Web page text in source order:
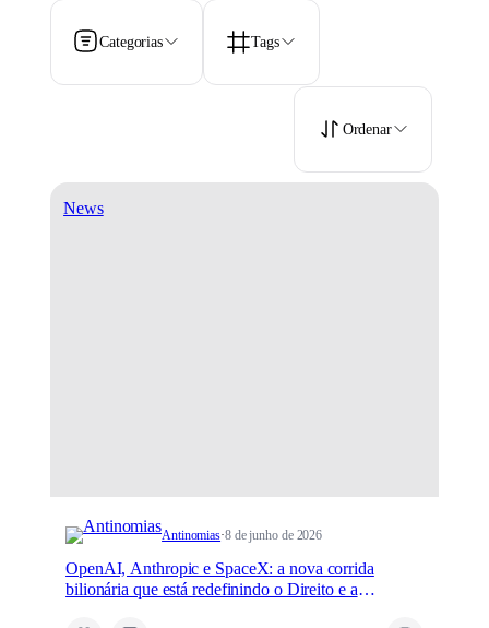
Categorias Tags
Ordenar
News
Antinomias·8 de junho de 2026
OpenAI, Anthropic e SpaceX: a nova corrida
bilionária que está redefinindo o Direito e a